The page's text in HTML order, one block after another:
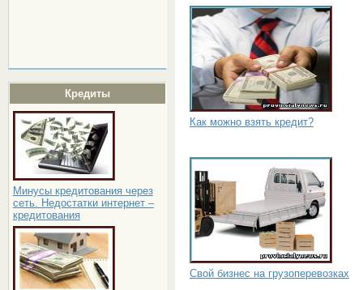
Кредиты
Минусы кредитования через
сеть. Недостатки интернет –
кредитования
Как можно взять кредит?
Свой бизнес на грузоперевозках